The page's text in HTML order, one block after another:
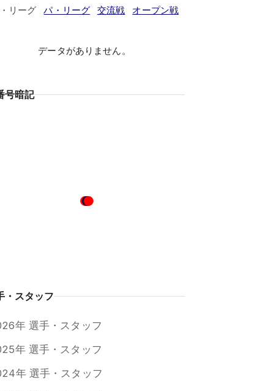
リーグ
パ・リーグ 交流戦 オープン戦
データがありません。
号暗記
・スタッフ
年 選手・スタッフ
年 選手・スタッフ
年 選手・スタッフ